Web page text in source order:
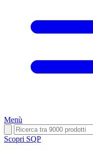
Menù
Scopri SQP